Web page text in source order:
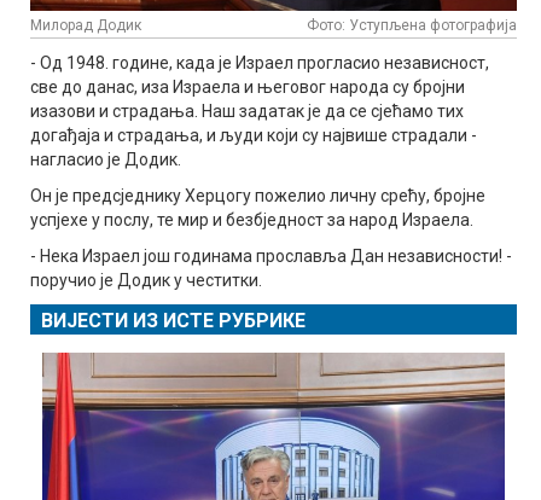
Милорад Додик Фото: Уступљена фотографија
- Од 1948. године, када је Израел прогласио независност,
све до данас, иза Израела и његовог народа су бројни
изазови и страдања. Наш задатак је да се сјећамо тих
догађаја и страдања, и људи који су највише страдали -
нагласио је Додик.
Он је предсједнику Херцогу пожелио личну срећу, бројне
успјехе у послу, те мир и безбједност за народ Израела.
- Нека Израел још годинама прославља Дан независности! -
поручио је Додик у честитки.
ВИЈЕСТИ ИЗ ИСТЕ РУБРИКЕ